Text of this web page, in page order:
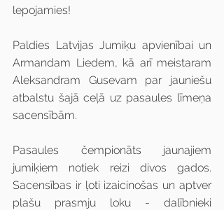
lepojamies!
Paldies Latvijas Jumiķu apvienībai un
Armandam Liedem, kā arī meistaram
Aleksandram Gusevam par jauniešu
atbalstu šajā ceļā uz pasaules līmeņa
sacensībām.
Pasaules čempionāts jaunajiem
jumiķiem notiek reizi divos gados.
Sacensības ir ļoti izaicinošas un aptver
plašu prasmju loku - dalībnieki